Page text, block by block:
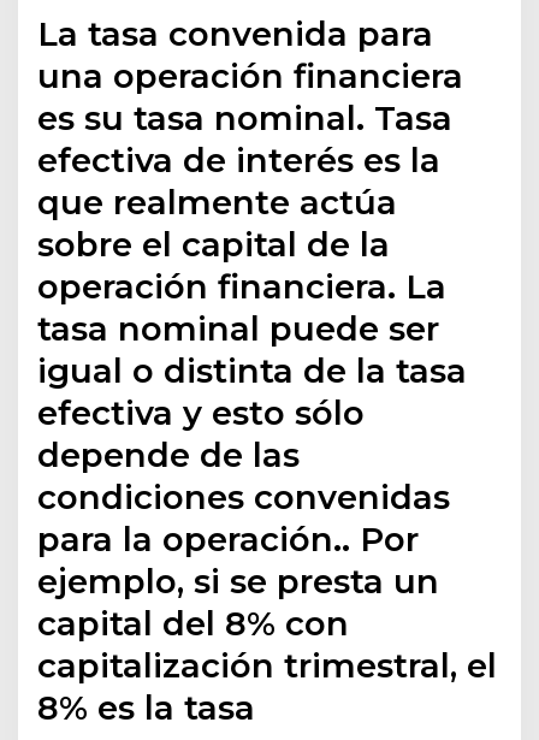
La tasa convenida para
una operación financiera
es su tasa nominal. Tasa
efectiva de interés es la
que realmente actúa
sobre el capital de la
operación financiera. La
tasa nominal puede ser
igual o distinta de la tasa
efectiva y esto sólo
depende de las
condiciones convenidas
para la operación.. Por
ejemplo, si se presta un
capital del 8% con
capitalización trimestral, el
8% es la tasa